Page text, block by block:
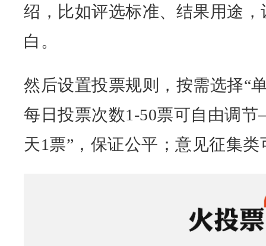
绍，比如评选标准、结果用途
白。
然后设置投票规则，按需选择“
每日投票次数1-50票可自由调
天1票”，保证公平；意见征集类